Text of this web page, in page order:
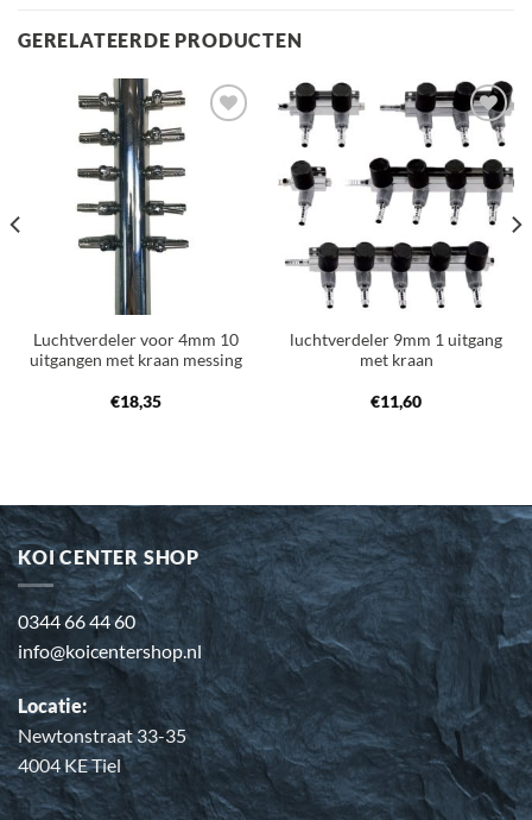
GERELATEERDE PRODUCTEN
Toevoegen
verlanglijst
Luchtverdeler voor 4mm 10
uitgangen met kraan messing
€18,35
Toevoegen
verlanglijst
luchtverdeler 9mm 1 uitgang
met kraan
€11,60
KOI CENTER SHOP
0344 66 44 60
info@koicentershop.nl
Locatie:
Newtonstraat 33-35
4004 KE Tiel